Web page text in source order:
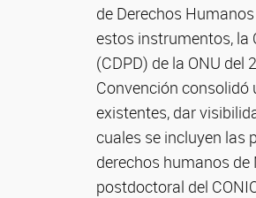
de Derechos
estos instrumentos, la
(CDPD) de la ONU
Convención
existentes, dar
cuales se incluyen las
derechos humanos de
postdoctoral del